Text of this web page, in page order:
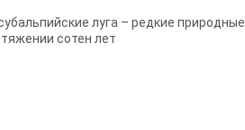
луга – редкие природные
сотен лет